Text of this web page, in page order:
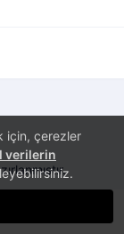
için, çerezler
verilerin